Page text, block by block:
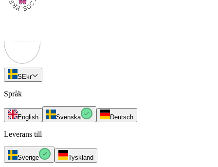
SEkr
Språk
English Svenska Deutsch
Leverans till
Sverige Tyskland